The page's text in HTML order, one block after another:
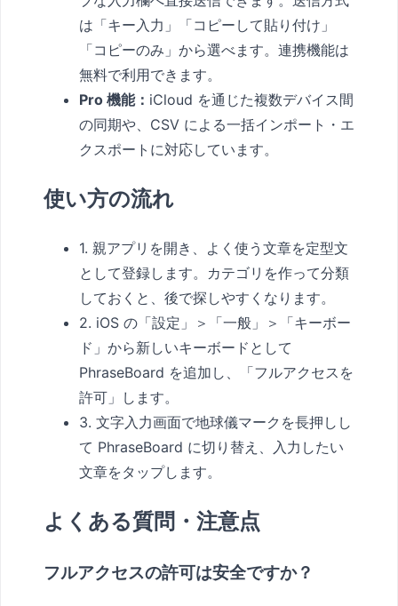
は「キー入力」「コピーして貼り付け」
「コピーのみ」から選べます。連携機能は
無料で利用できます。
Pro 機能： iCloud を通じた複数デバイス間
の同期や、CSV による一括インポート・エ
クスポートに対応しています。
使い方の流れ
1. 親アプリを開き、よく使う文章を定型文
として登録します。カテゴリを作って分類
しておくと、後で探しやすくなります。
2. iOS の「設定」＞「一般」＞「キーボー
ド」から新しいキーボードとして
PhraseBoard を追加し、「フルアクセスを
許可」します。
3. 文字入力画面で地球儀マークを長押しし
て PhraseBoard に切り替え、入力したい
文章をタップします。
よくある質問・注意点
フルアクセスの許可は安全ですか？